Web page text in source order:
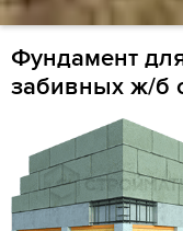
Фундамент
забивных ж/б